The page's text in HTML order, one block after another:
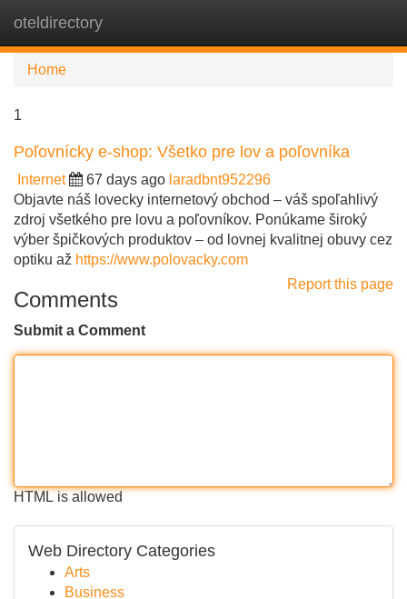
oteldirectory
Home
1
Poľovnícky e-shop: Všetko pre lov a poľovníka
Internet 67 days ago laradbnt952296
Objavte náš lovecky internetový obchod – váš spoľahlivý
zdroj všetkého pre lovu a poľovníkov. Ponúkame široký
výber špičkových produktov – od lovnej kvalitnej obuvy cez
optiku až https://www.polovacky.com
Report this page
Comments
Submit a Comment
HTML is allowed
Web Directory Categories
Arts
Business